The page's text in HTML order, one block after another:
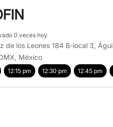
0 veces hoy
de los Leones 184 B-local 3,
México
12:15 pm 12:30 pm 12:45 pm